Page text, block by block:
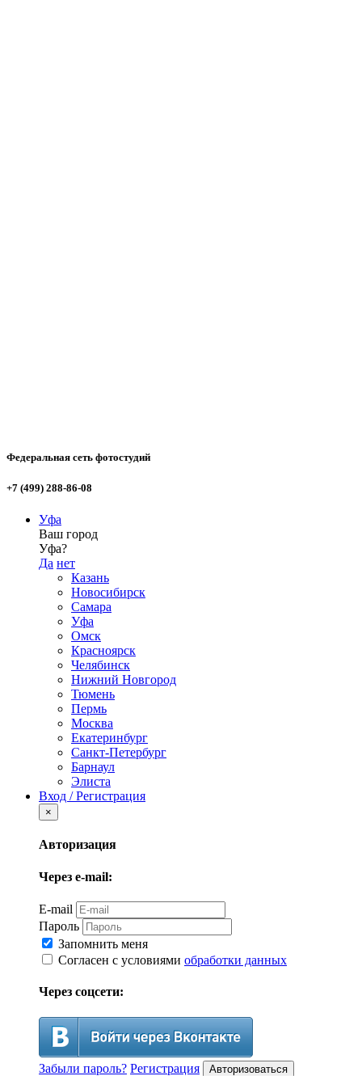
Федеральная сеть фотостудий
+7 (499) 288-86-08
Уфа
Ваш город
Уфа?
Да нет
Казань
Новосибирск
Самара
Уфа
Омск
Красноярск
Челябинск
Нижний Новгород
Тюмень
Пермь
Москва
Екатеринбург
Санкт-Петербург
Барнаул
Элиста
Вход / Регистрация
×
Авторизация
Через e-mail:
E-mail
Пароль
Запомнить меня
Согласен с условиями обработки данных
Через соцсети:
Забыли пароль? Регистрация Авторизоваться